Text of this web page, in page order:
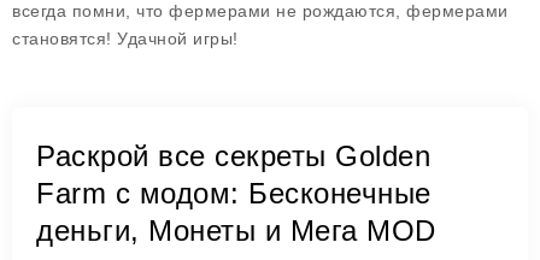
всегда помни, что фермерами не рождаются, фермерами
становятся! Удачной игры!
Раскрой все секреты Golden
Farm с модом: Бесконечные
деньги, Монеты и Мега MOD